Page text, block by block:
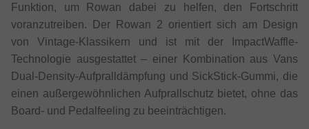
Funktion, um Rowan dabei zu helfen, den Fortschritt
voranzutreiben. Der Rowan 2 orientiert sich am Design
von Vintage-Klassikern und ist mit der ImpactWaffle-
Technologie ausgestattet – einer Kombination aus Vans
Dual-Density-Aufpralldämpfung und SickStick-Gummi, die
einen außergewöhnlichen Aufprallschutz bietet, ohne das
Board- und Pedalfeeling zu beeinträchtigen.